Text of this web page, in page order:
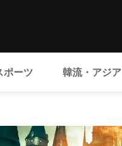
ポーツ 韓流・アジア